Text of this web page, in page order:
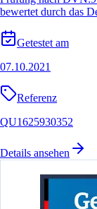
bewertet durch das
Getestet am
07.10.2021
Referenz
QU1625930352
Details ansehen